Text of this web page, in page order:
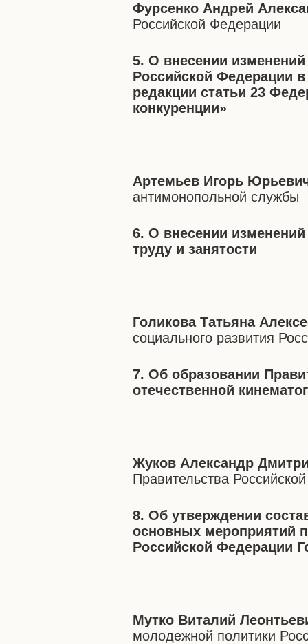
Фурсенко Андрей
Российской Федерации
5. О внесении
Российской Федерации
редакции статьи 23
конкуренции»
Артемьев Игорь
антимонопольной службы
6. О внесении
труду и занятости
Голикова Татьяна
социального развития
7. Об образовании
отечественной
Жуков Александр
Правительства
8. Об утверждении
основных мероприятий
Российской Федерации
Мутко Виталий
молодежной политики